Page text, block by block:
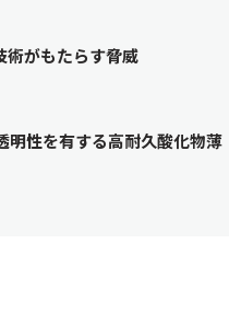
がもたらす脅威
明性を有する高耐久酸化物薄